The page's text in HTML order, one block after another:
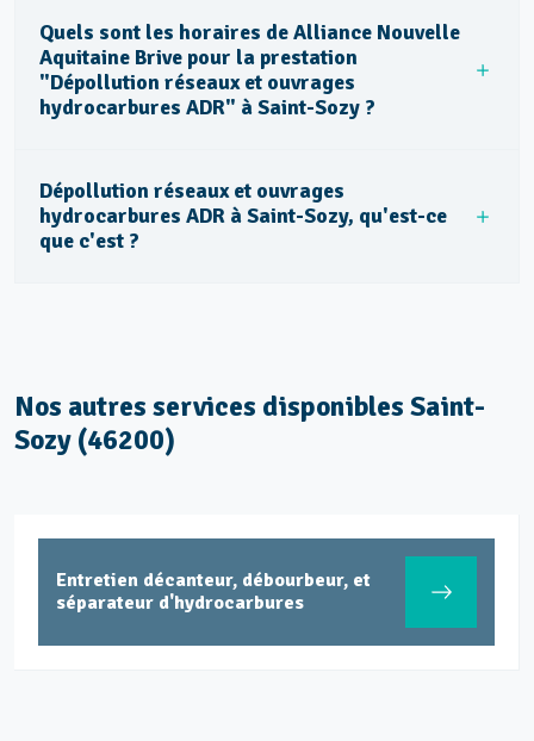
Quels sont les horaires de Alliance Nouvelle
Aquitaine Brive pour la prestation
"Dépollution réseaux et ouvrages
hydrocarbures ADR" à Saint-Sozy ?
Dépollution réseaux et ouvrages
hydrocarbures ADR à Saint-Sozy, qu'est-ce
que c'est ?
Nos autres services disponibles Saint-
Sozy (46200)
Entretien décanteur, débourbeur, et
séparateur d'hydrocarbures